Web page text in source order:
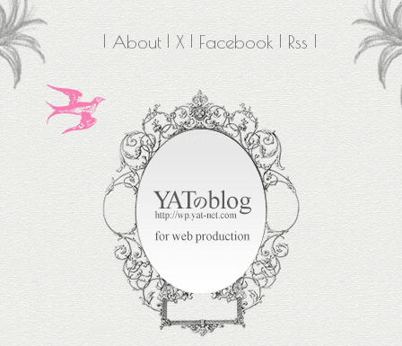
About X Facebook Rss